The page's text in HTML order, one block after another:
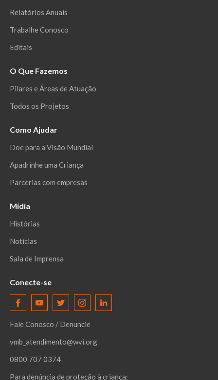
Relatórios Anuais
Trabalhe Conosco
Editais
O Que Fazemos
Pilares e Áreas de Atuação
Todos os Projetos
Como Ajudar
Doe para a Visão Mundial
Apadrinhe uma Criança
Parcerias com empresas
Mídia
Histórias
Notícias
Sala de Imprensa
Conecte-se
Fale Conosco / Denuncie
vmb_atendimento@wvi.org
0800 707 0374
Para denúncia de proteção à criança: